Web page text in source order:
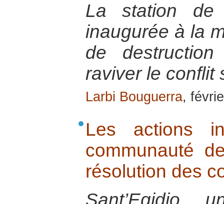
La station de
inaugurée à la
de
raviver le conflit
Larbi Bouguerra,
Les actions
communauté
résolution des
Sant’Egidio,